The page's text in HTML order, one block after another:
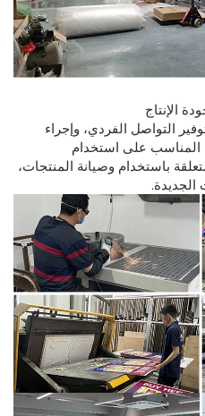
الإنتاج
التواصل الفردي، وإجراء
المناسب على استخدام
باستخدام وصيانة المنتجات،